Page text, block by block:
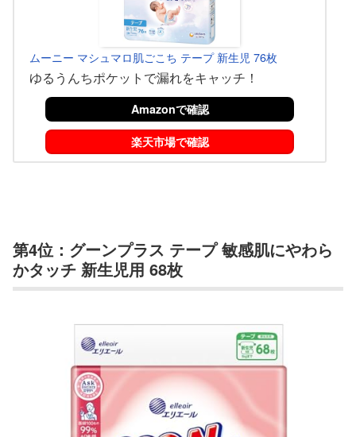
ムーニー マシュマロ肌ごこち テープ 新生児 76枚
ゆるうんちポケットで漏れをキャッチ！
Amazonで確認
楽天市場で確認
第4位：グーンプラス テープ 敏感肌にやわら
かタッチ 新生児用 68枚